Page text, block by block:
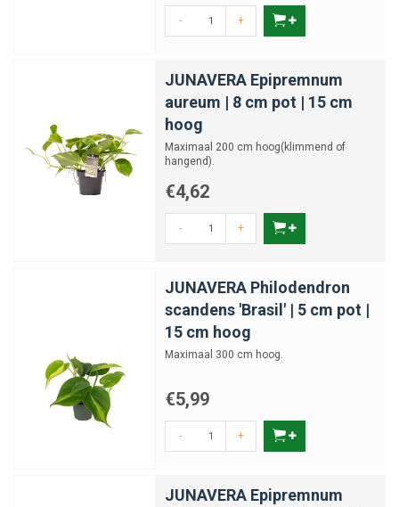
- +
JUNAVERA Epipremnum
aureum | 8 cm pot | 15 cm
hoog
Maximaal 200 cm hoog(klimmend of
hangend).
€4,62
- +
JUNAVERA Philodendron
scandens 'Brasil' | 5 cm pot |
15 cm hoog
Maximaal 300 cm hoog.
€5,99
- +
JUNAVERA Epipremnum